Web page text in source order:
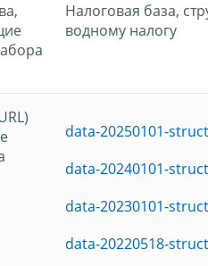
Налоговая база,
водному налогу
data-20250101-
data-20240101-
data-20230101-
data-20220518-